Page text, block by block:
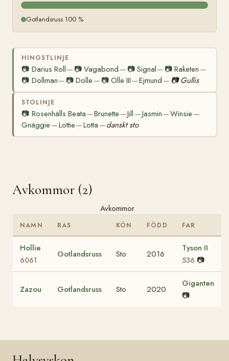
Gotlandsruss 100 %
HINGSTLINJE
📷 Darius Roll— 📷Vagabond — 📷 Signal— 📷 Raketen —
📷 Dollman— 📷Dolle — 📷 Olle III—Ejmund — 📷 Gullis
STOLINJE
📷 Rosenhälls Beata—Brunette —Jill —Jasmin—Winsie —
Gnäggie —Lottie—Lotta —danskt sto
Avkommor (2)
Avkommor
NAMN RAS KÖN FÖDD FAR
Hollie
6061
Gotlandsruss Sto 2016
Tyson II
536 📷
Zazou Gotlandsruss Sto 2020
Giganten
📷